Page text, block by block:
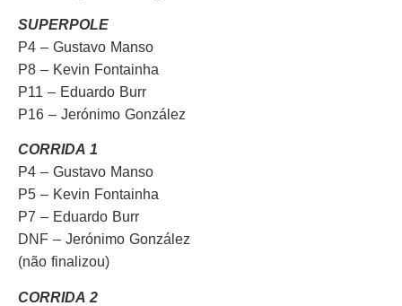
SUPERPOLE
P4 – Gustavo Manso
P8 – Kevin Fontainha
P11 – Eduardo Burr
P16 – Jerónimo González
CORRIDA 1
P4 – Gustavo Manso
P5 – Kevin Fontainha
P7 – Eduardo Burr
DNF – Jerónimo González
(não finalizou)
CORRIDA 2